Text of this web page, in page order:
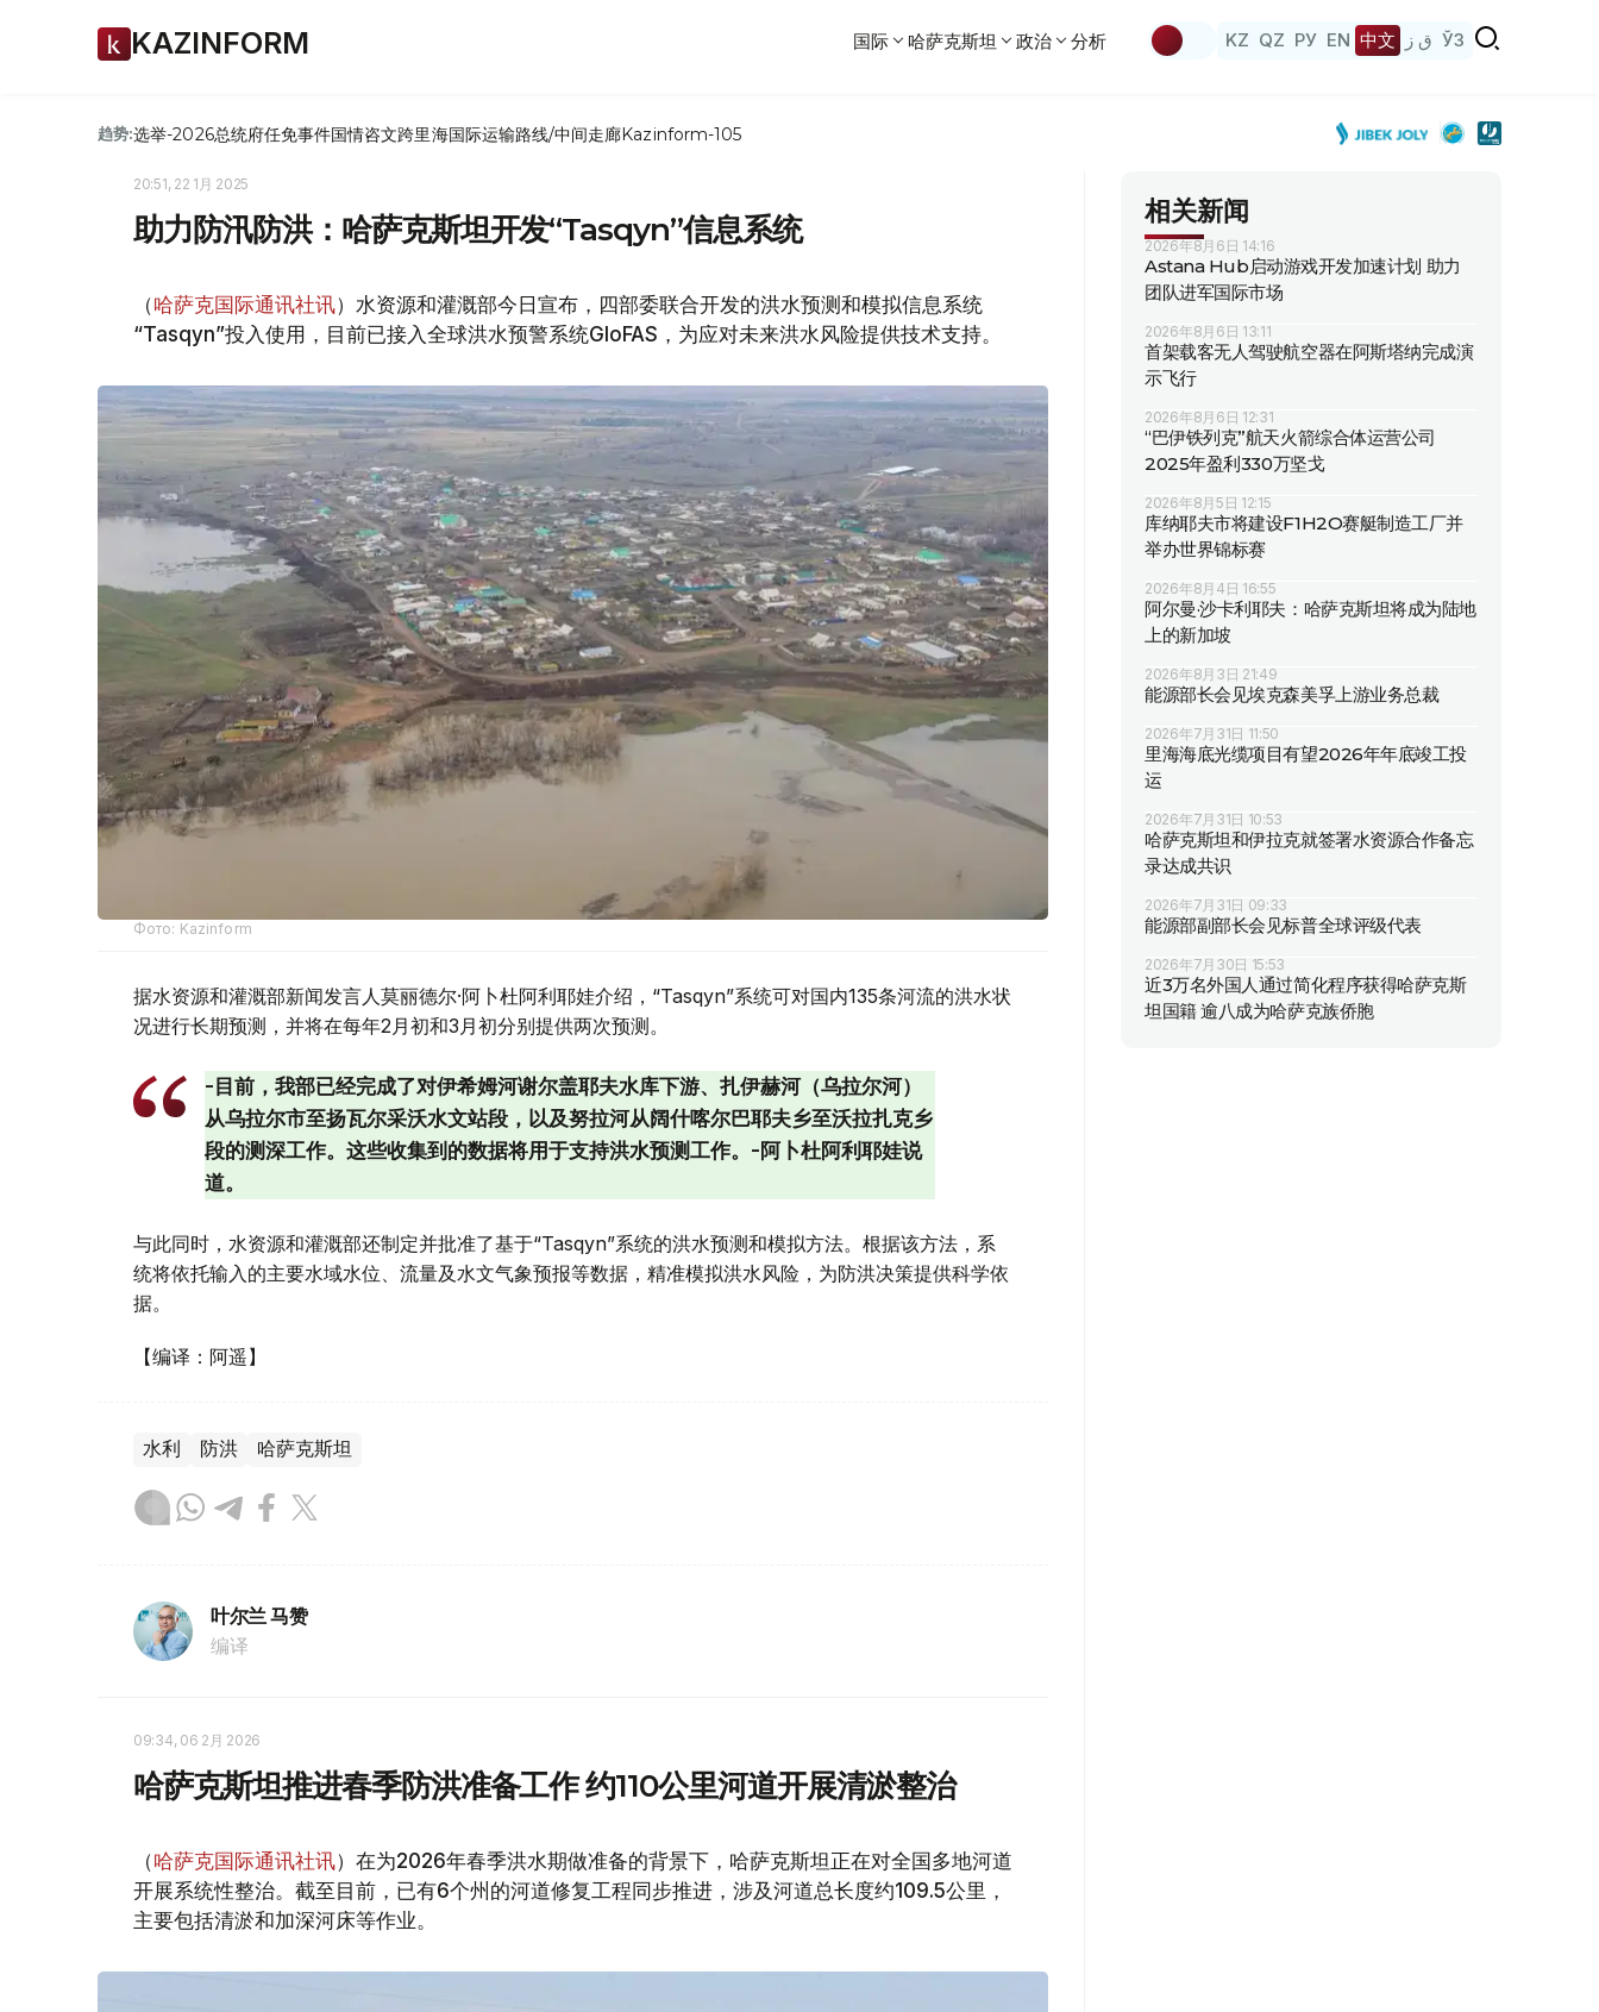
KAZINFORM 国际 哈萨克斯坦 政治 分析 KZ QZ РУ EN 中文 ق ز ЎЗ
趋势:选举-2026总统府任免事件国情咨文跨里海国际运输路线/中间走廊Kazinform-105
20:51, 22 1月 2025
助力防汛防洪：哈萨克斯坦开发“Tasqyn”信息系统
（哈萨克国际通讯社讯）水资源和灌溉部今日宣布，四部委联合开发的洪水预测和模拟信息系统
“Tasqyn”投入使用，目前已接入全球洪水预警系统GloFAS，为应对未来洪水风险提供技术支持。
Фото: Kazinform
据水资源和灌溉部新闻发言人莫丽德尔·阿卜杜阿利耶娃介绍，“Tasqyn”系统可对国内135条河流的洪水状
况进行长期预测，并将在每年2月初和3月初分别提供两次预测。
-目前，我部已经完成了对伊希姆河谢尔盖耶夫水库下游、扎伊赫河（乌拉尔河）
从乌拉尔市至扬瓦尔采沃水文站段，以及努拉河从阔什喀尔巴耶夫乡至沃拉扎克乡
段的测深工作。这些收集到的数据将用于支持洪水预测工作。-阿卜杜阿利耶娃说
道。
与此同时，水资源和灌溉部还制定并批准了基于“Tasqyn”系统的洪水预测和模拟方法。根据该方法，系
统将依托输入的主要水域水位、流量及水文气象预报等数据，精准模拟洪水风险，为防洪决策提供科学依
据。
【编译：阿遥】
水利 防洪 哈萨克斯坦
叶尔兰 马赞
编译
09:34, 06 2月 2026
哈萨克斯坦推进春季防洪准备工作 约110公里河道开展清淤整治
（哈萨克国际通讯社讯）在为2026年春季洪水期做准备的背景下，哈萨克斯坦正在对全国多地河道
开展系统性整治。截至目前，已有6个州的河道修复工程同步推进，涉及河道总长度约109.5公里，
主要包括清淤和加深河床等作业。
相关新闻
2026年8月6日 14:16
Astana Hub启动游戏开发加速计划 助力
团队进军国际市场
2026年8月6日 13:11
首架载客无人驾驶航空器在阿斯塔纳完成演
示飞行
2026年8月6日 12:31
“巴伊铁列克”航天火箭综合体运营公司
2025年盈利330万坚戈
2026年8月5日 12:15
库纳耶夫市将建设F1H2O赛艇制造工厂并
举办世界锦标赛
2026年8月4日 16:55
阿尔曼·沙卡利耶夫：哈萨克斯坦将成为陆地
上的新加坡
2026年8月3日 21:49
能源部长会见埃克森美孚上游业务总裁
2026年7月31日 11:50
里海海底光缆项目有望2026年年底竣工投
运
2026年7月31日 10:53
哈萨克斯坦和伊拉克就签署水资源合作备忘
录达成共识
2026年7月31日 09:33
能源部副部长会见标普全球评级代表
2026年7月30日 15:53
近3万名外国人通过简化程序获得哈萨克斯
坦国籍 逾八成为哈萨克族侨胞